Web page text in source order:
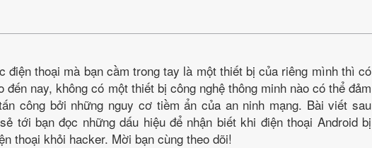
điện thoại mà bạn cầm trong tay là một thiết bị của riêng mình thì có
nay, không có một thiết bị công nghệ thông minh nào có thể đảm
công bởi những nguy cơ tiềm ẩn của an ninh mạng. Bài viết sau
tới bạn đọc những dấu hiệu để nhận biết khi điện thoại Android bị
thoại khỏi hacker. Mời bạn cùng theo dõi!